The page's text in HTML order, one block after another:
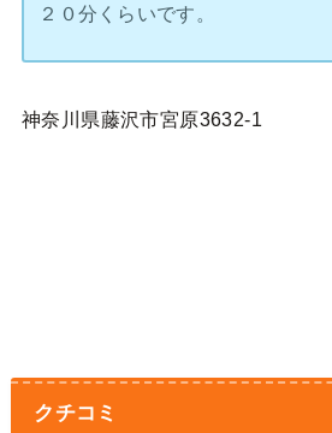
２０分くらいです。
神奈川県藤沢市宮原3632-1
クチコミ